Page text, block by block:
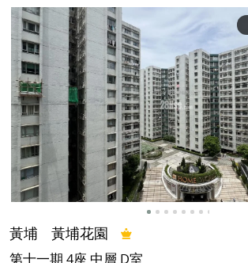
黃埔 黃埔花園
第十一期 4座 中層 D室